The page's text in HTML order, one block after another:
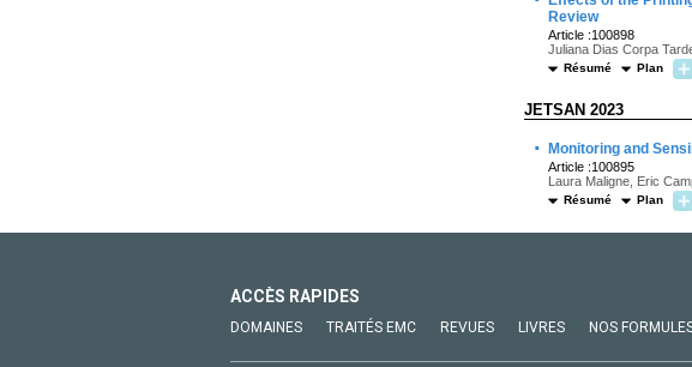
Review
Article :100898
Juliana Dias Corpa
Résumé Plan
JETSAN 2023
· Monitoring and
Article :100895
Laura Maligne, Eric
Résumé Plan
ACCÈS RAPIDES
DOMAINES TRAITÉS EMC REVUES LIVRES NOS